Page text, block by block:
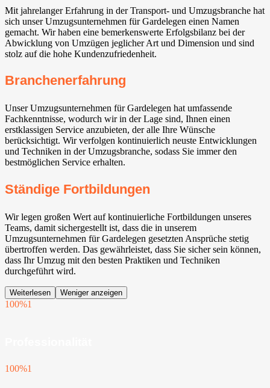
Mit jahrelanger Erfahrung in der Transport- und Umzugsbranche hat
sich unser Umzugsunternehmen für Gardelegen einen Namen
gemacht. Wir haben eine bemerkenswerte Erfolgsbilanz bei der
Abwicklung von Umzügen jeglicher Art und Dimension und sind
stolz auf die hohe Kundenzufriedenheit.
Branchenerfahrung
Unser Umzugsunternehmen für Gardelegen hat umfassende
Fachkenntnisse, wodurch wir in der Lage sind, Ihnen einen
erstklassigen Service anzubieten, der alle Ihre Wünsche
berücksichtigt. Wir verfolgen kontinuierlich neuste Entwicklungen
und Techniken in der Umzugsbranche, sodass Sie immer den
bestmöglichen Service erhalten.
Ständige Fortbildungen
Wir legen großen Wert auf kontinuierliche Fortbildungen unseres
Teams, damit sichergestellt ist, dass die in unserem
Umzugsunternehmen für Gardelegen gesetzten Ansprüche stetig
übertroffen werden. Das gewährleistet, dass Sie sicher sein können,
dass Ihr Umzug mit den besten Praktiken und Techniken
durchgeführt wird.
Weiterlesen Weniger anzeigen
100%1
100%1